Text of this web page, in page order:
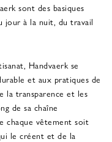
sont des basiques
jour à la nuit, du travail
Handvaerk se
et aux pratiques de
la transparence et les
de sa chaîne
chaque vêtement soit
le créent et de la